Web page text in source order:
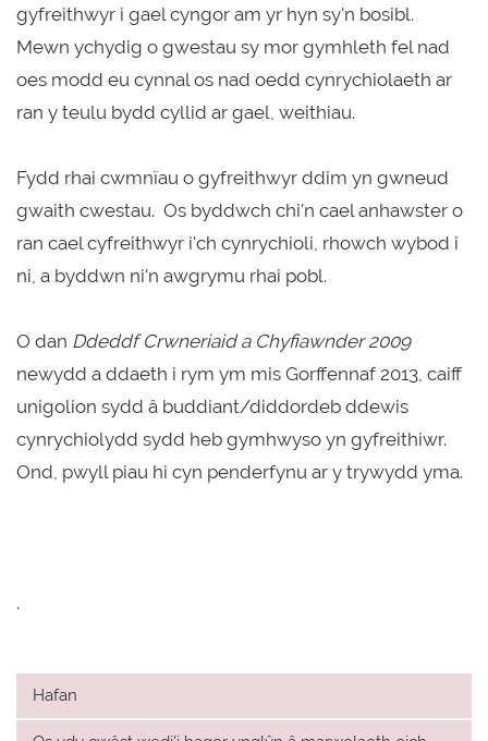
gyfreithwyr i gael cyngor am yr hyn sy'n bosibl.
Mewn ychydig o gwestau sy mor gymhleth fel nad
oes modd eu cynnal os nad oedd cynrychiolaeth ar
ran y teulu bydd cyllid ar gael, weithiau.
Fydd rhai cwmnïau o gyfreithwyr ddim yn gwneud
gwaith cwestau. Os byddwch chi'n cael anhawster o
ran cael cyfreithwyr i'ch cynrychioli, rhowch wybod i
ni, a byddwn ni'n awgrymu rhai pobl.
O dan Ddeddf Crwneriaid a Chyfiawnder 2009
newydd a ddaeth i rym ym mis Gorffennaf 2013, caiff
unigolion sydd â buddiant/diddordeb ddewis
cynrychiolydd sydd heb gymhwyso yn gyfreithiwr.
Ond, pwyll piau hi cyn penderfynu ar y trywydd yma.
.
Hafan